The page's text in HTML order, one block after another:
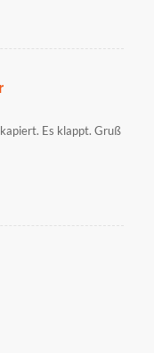
Es klappt. Gruß